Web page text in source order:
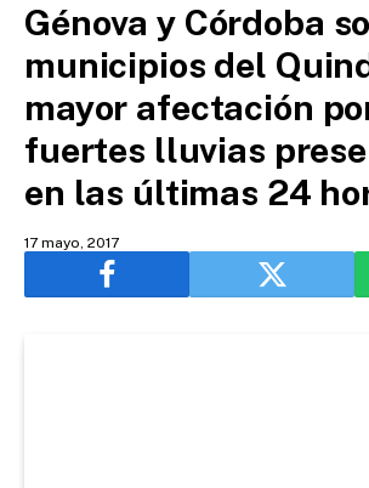
Génova y Córdoba
municipios del
mayor afectación
fuertes lluvias
en las últimas 24
17 mayo, 2017